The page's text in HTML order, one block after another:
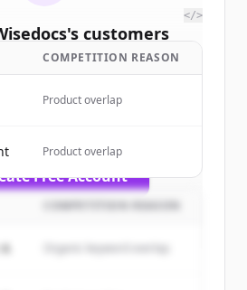
's customers
to view allcustomers
include trial credits to
Free Account
แล้วใช่ไหมลงชื่อเข้าใช้
</>
COMPETITION REASON
Product overlap
Product overlap
COMPETITION REASON
Organic keyword overlap